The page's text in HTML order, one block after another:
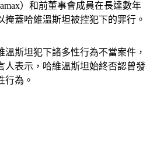
）和前董事會成員在長達數年
掩蓋哈維溫斯坦被控犯下的罪行。
斯坦犯下諸多性行為不當案件，
人表示，哈維溫斯坦始終否認曾發
行為。